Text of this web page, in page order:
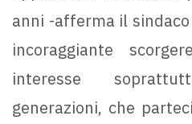
anni -afferma il
incoraggiante
interesse
generazioni, che